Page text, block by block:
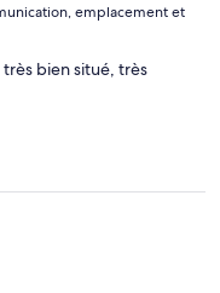
emplacement et
bien situé, très